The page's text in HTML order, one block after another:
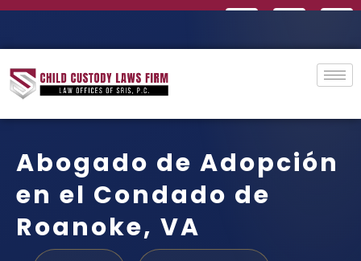
Abogado de Adopción
en el Condado de
Roanoke, VA